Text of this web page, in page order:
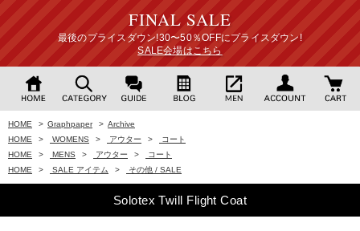
FINAL SALE
最後のプライスダウン!30〜50％OFFにプライスダウン!
SALE会場はこちら
HOME > Graphpaper > Archive
HOME
> WOMENS > アウター >
コート
HOME
> MENS > アウター >
コート
HOME
> SALE アイテム > その他 / SALE
Solotex Twill Flight Coat